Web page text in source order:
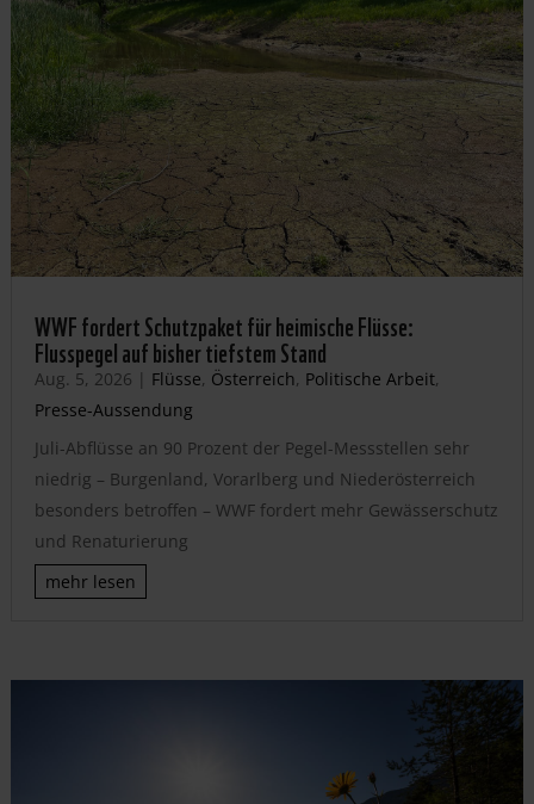
WWF fordert Schutzpaket für heimische Flüsse:
Flusspegel auf bisher tiefstem Stand
Aug. 5, 2026 | Flüsse, Österreich, Politische Arbeit,
Presse-Aussendung
Juli-Abflüsse an 90 Prozent der Pegel-Messstellen sehr
niedrig – Burgenland, Vorarlberg und Niederösterreich
besonders betroffen – WWF fordert mehr Gewässerschutz
und Renaturierung
mehr lesen